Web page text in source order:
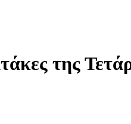
της